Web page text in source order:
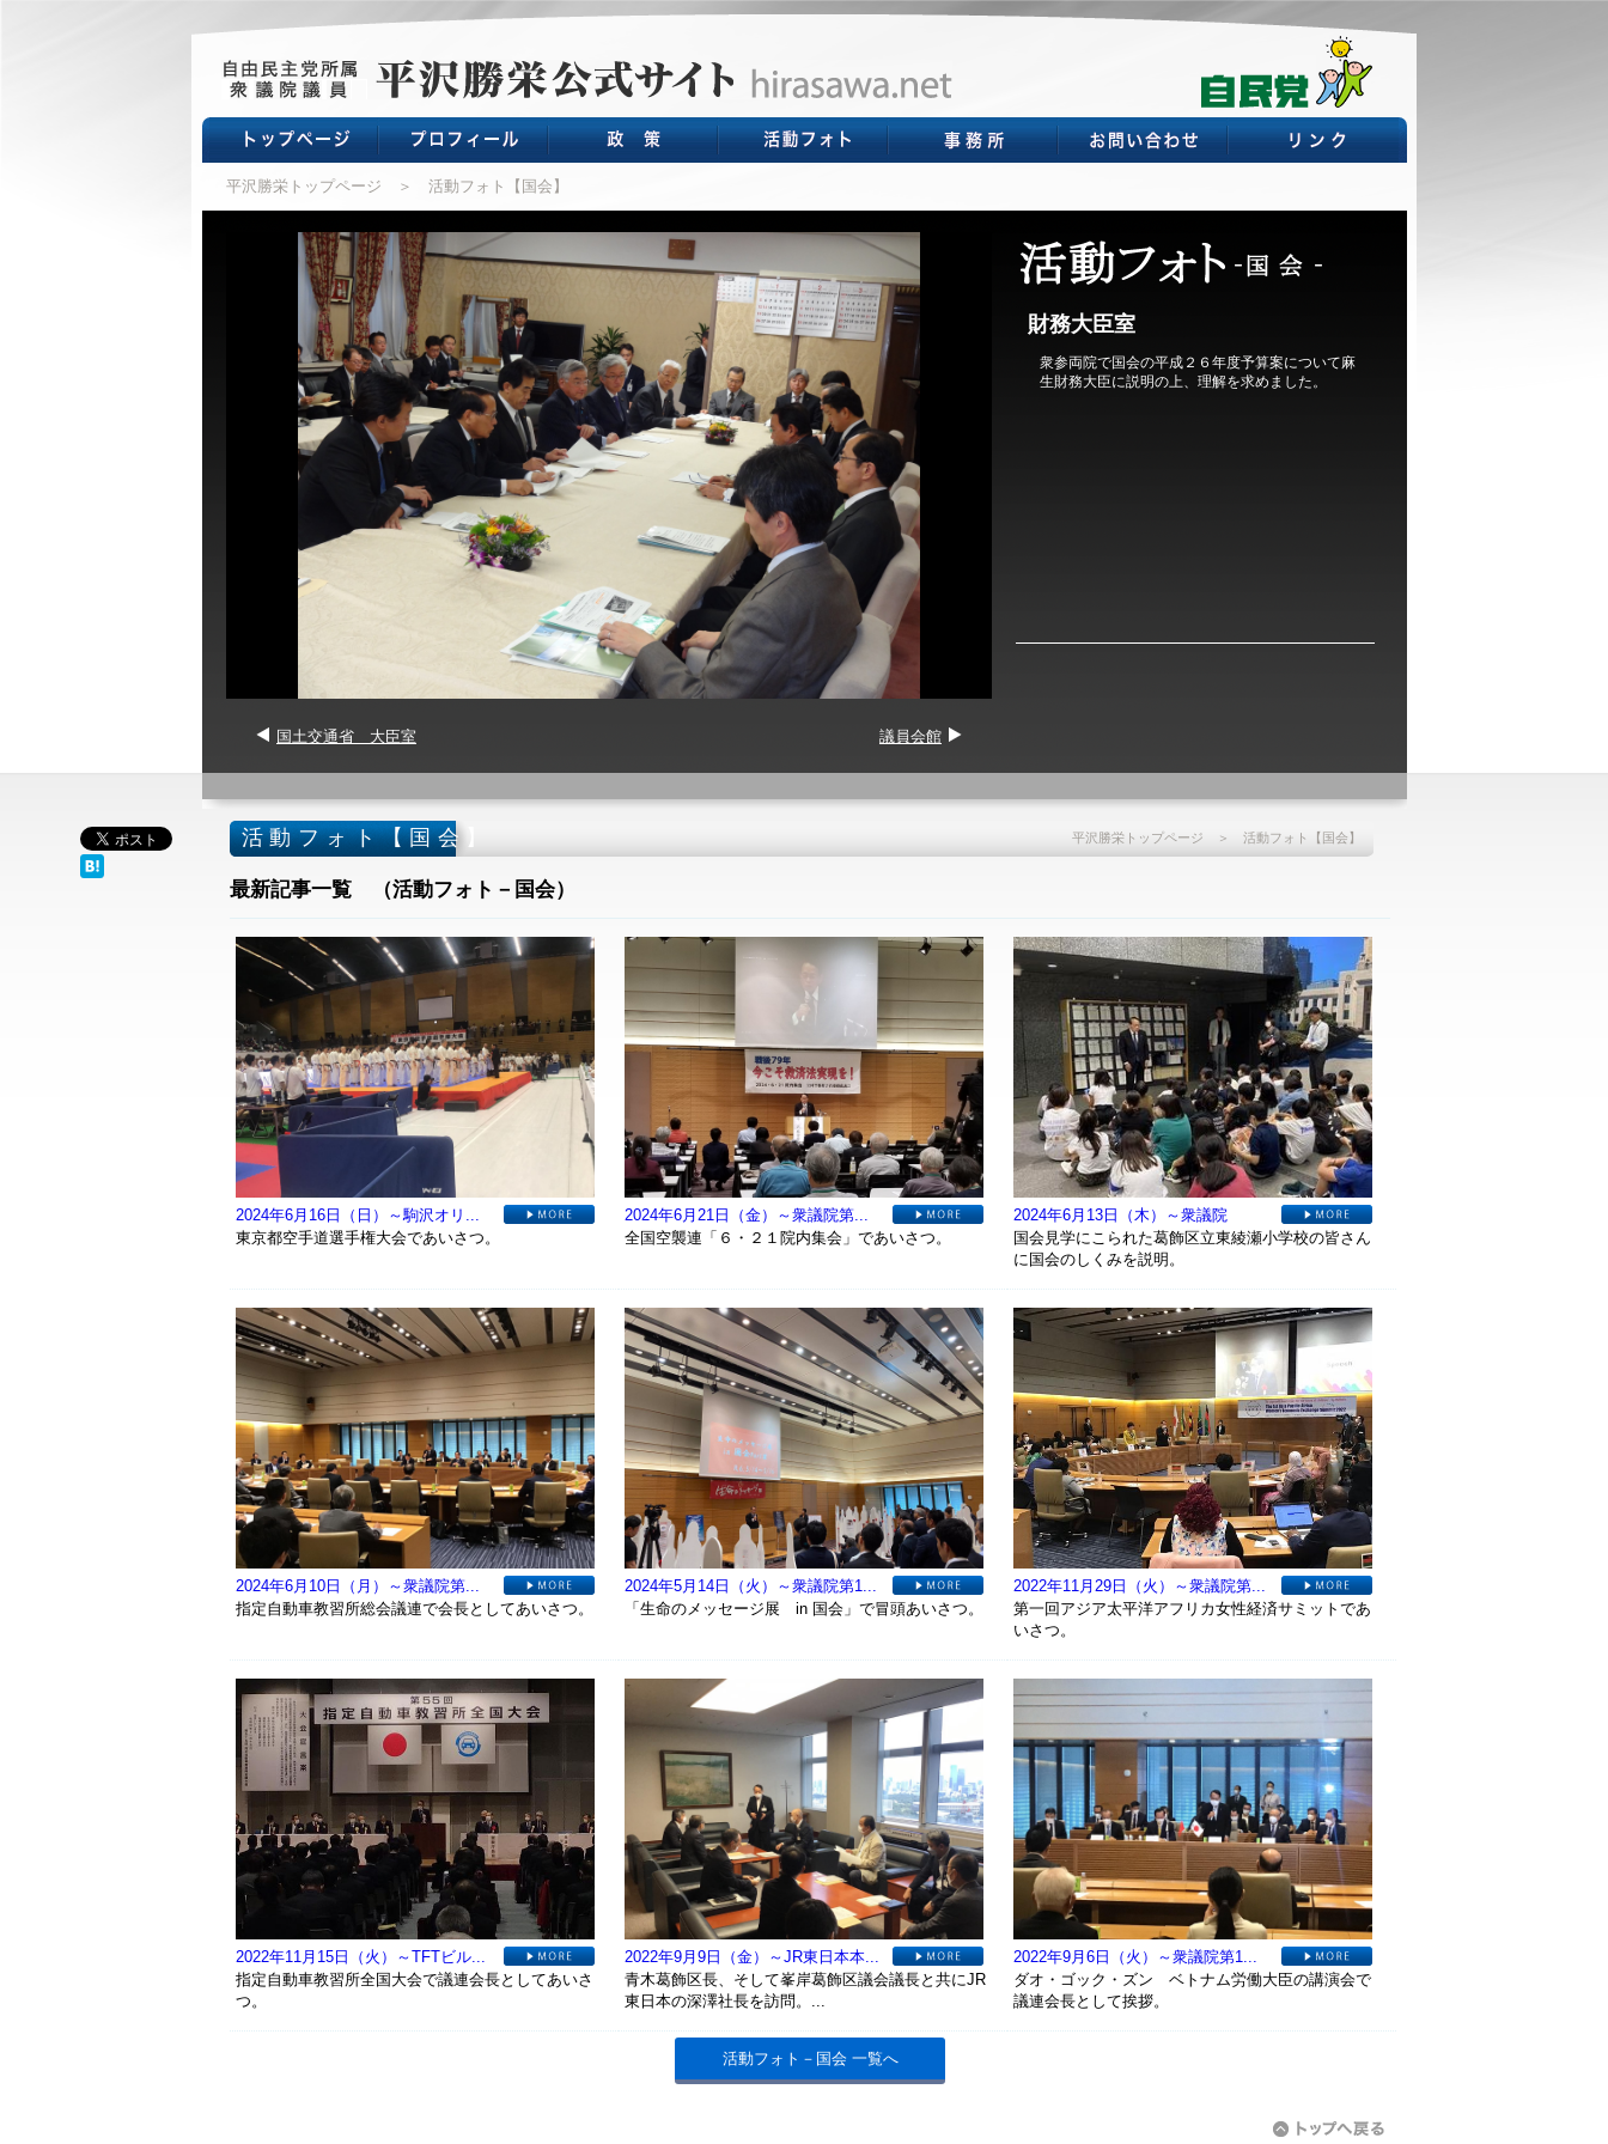
平沢勝栄トップページ ＞ 活動フォト【国会】
財務大臣室
衆参両院で国会の平成２６年度予算案について麻
生財務大臣に説明の上、理解を求めました。
国土交通省 大臣室 議員会館
活動フォト【国会】 平沢勝栄トップページ ＞ 活動フォト【国会】
最新記事一覧 （活動フォト－国会）
2024年6月16日（日）～駒沢オリ...
東京都空手道選手権大会であいさつ。
2024年6月21日（金）～衆議院第...
全国空襲連「６・２１院内集会」であいさつ。
2024年6月13日（木）～衆議院
国会見学にこられた葛飾区立東綾瀬小学校の皆さん
に国会のしくみを説明。
2024年6月10日（月）～衆議院第...
指定自動車教習所総会議連で会長としてあいさつ。
2024年5月14日（火）～衆議院第1...
「生命のメッセージ展 in 国会」で冒頭あいさつ。
2022年11月29日（火）～衆議院第...
第一回アジア太平洋アフリカ女性経済サミットであ
いさつ。
2022年11月15日（火）～TFTビル...
指定自動車教習所全国大会で議連会長としてあいさ
つ。
2022年9月9日（金）～JR東日本本...
青木葛飾区長、そして峯岸葛飾区議会議長と共にJR
東日本の深澤社長を訪問。...
2022年9月6日（火）～衆議院第1...
ダオ・ゴック・ズン ベトナム労働大臣の講演会で
議連会長として挨拶。
活動フォト－国会 一覧へ